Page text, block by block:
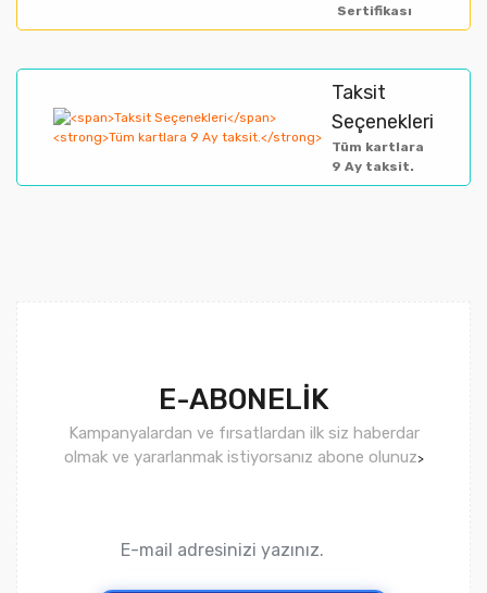
Gönder
Sertifikası
Taksit
Seçenekleri
Tüm kartlara
9 Ay taksit.
E-ABONELİK
Kampanyalardan ve fırsatlardan ilk siz haberdar
olmak ve yararlanmak istiyorsanız abone olunuz>